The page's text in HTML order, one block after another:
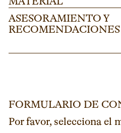
ASESORAMIENTO Y
RECOMENDACIONES
FORMULARIO DE
Por favor, selecciona el